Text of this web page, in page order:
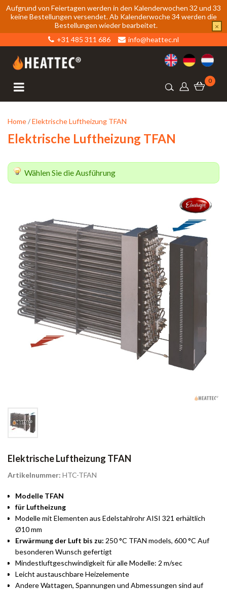
Aufgrund von Feiertagen werden in den Kalenderwochen 32 und 33
keine Bestellungen versendet. Ab Kalenderwoche 34 werden die
Bestellungen wieder bearbeitet.
×
+31 485 311 686
info@heattec.nl
0
Home/Elektrische Luftheizung TFAN
Elektrische Luftheizung TFAN
Wählen Sie die Ausführung
Elektrische Luftheizung TFAN
Artikelnummer: HTC-TFAN
Modelle TFAN
für Luftheizung
Modelle mit Elementen aus Edelstahlrohr AISI 321 erhältlich
Ø10 mm
Erwärmung der Luft bis zu: 250 °C TFAN models, 600 °C Auf
besonderen Wunsch gefertigt
Mindestluftgeschwindigkeit für alle Modelle: 2 m/sec
Leicht austauschbare Heizelemente
Andere Wattagen, Spannungen und Abmessungen sind auf